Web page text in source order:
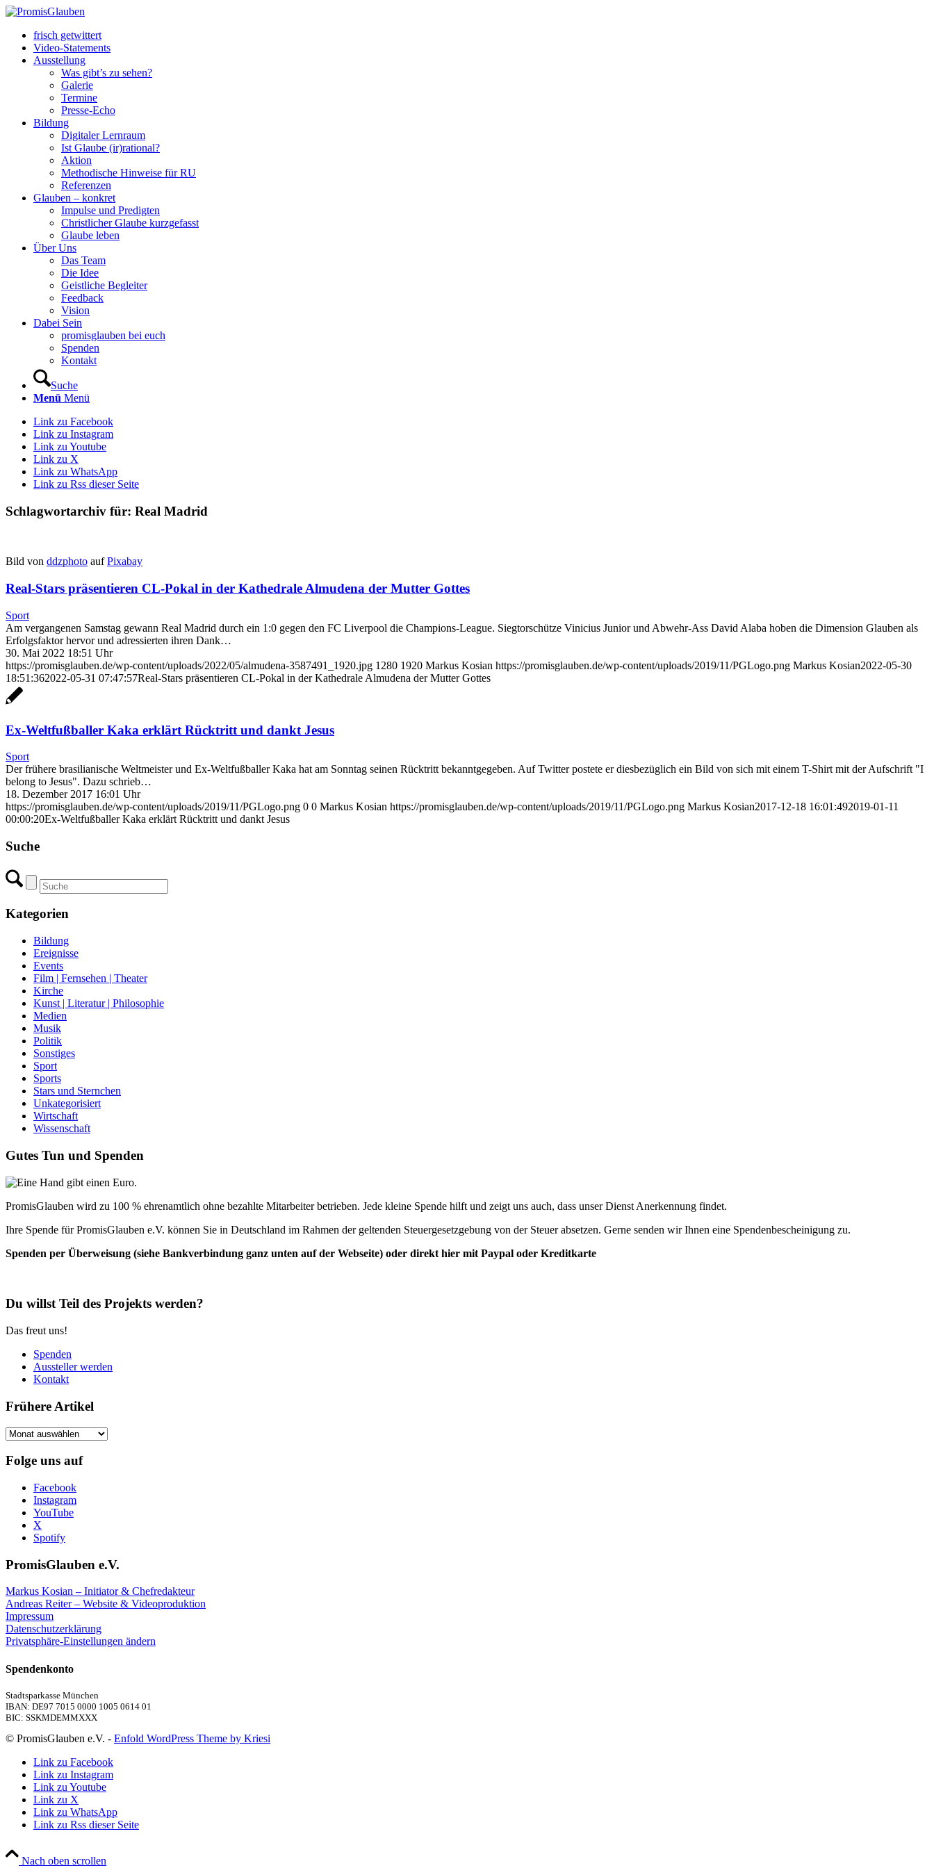
frisch getwittert
Video-Statements
Ausstellung
Was gibt’s zu sehen?
Galerie
Termine
Presse-Echo
Bildung
Digitaler Lernraum
Ist Glaube (ir)rational?
Aktion
Methodische Hinweise für RU
Referenzen
Glauben – konkret
Impulse und Predigten
Christlicher Glaube kurzgefasst
Glaube leben
Über Uns
Das Team
Die Idee
Geistliche Begleiter
Feedback
Vision
Dabei Sein
promisglauben bei euch
Spenden
Kontakt
Suche
Menü Menü
Link zu Facebook
Link zu Instagram
Link zu Youtube
Link zu X
Link zu WhatsApp
Link zu Rss dieser Seite
Schlagwortarchiv für: Real Madrid
Bild von ddzphoto aufPixabay
Real-Stars präsentieren CL-Pokal in der Kathedrale Almudena der Mutter Gottes
Sport
Am vergangenen Samstag gewann Real Madrid durch ein 1:0 gegen den FC Liverpool die Champions-League. Siegtorschütze Vinicius Junior und Abwehr-Ass David Alaba hoben die Dimension Glauben als
Erfolgsfaktor hervor und adressierten ihren Dank…
30. Mai 2022 18:51 Uhr
https://promisglauben.de/wp-content/uploads/2022/05/almudena-3587491_1920.jpg 1280 1920 Markus Kosian https://promisglauben.de/wp-content/uploads/2019/11/PGLogo.png Markus Kosian2022-05-30
18:51:362022-05-31 07:47:57Real-Stars präsentieren CL-Pokal in der Kathedrale Almudena der Mutter Gottes
Ex-Weltfußballer Kaka erklärt Rücktritt und dankt Jesus
Sport
Der frühere brasilianische Weltmeister und Ex-Weltfußballer Kaka hat am Sonntag seinen Rücktritt bekanntgegeben. Auf Twitter postete er diesbezüglich ein Bild von sich mit einem T-Shirt mit der Aufschrift "I
belong to Jesus". Dazu schrieb…
18. Dezember 2017 16:01 Uhr
https://promisglauben.de/wp-content/uploads/2019/11/PGLogo.png 0 0 Markus Kosian https://promisglauben.de/wp-content/uploads/2019/11/PGLogo.png Markus Kosian2017-12-18 16:01:492019-01-11
00:00:20Ex-Weltfußballer Kaka erklärt Rücktritt und dankt Jesus
Suche
Kategorien
Bildung
Ereignisse
Events
Film | Fernsehen | Theater
Kirche
Kunst | Literatur | Philosophie
Medien
Musik
Politik
Sonstiges
Sport
Sports
Stars und Sternchen
Unkategorisiert
Wirtschaft
Wissenschaft
Gutes Tun und Spenden
PromisGlauben wird zu 100 % ehrenamtlich ohne bezahlte Mitarbeiter betrieben. Jede kleine Spende hilft und zeigt uns auch, dass unser Dienst Anerkennung findet.
Ihre Spende für PromisGlauben e.V. können Sie in Deutschland im Rahmen der geltenden Steuergesetzgebung von der Steuer absetzen. Gerne senden wir Ihnen eine Spendenbescheinigung zu.
Spenden per Überweisung (siehe Bankverbindung ganz unten auf der Webseite) oder direkt hier mit Paypal oder Kreditkarte
Du willst Teil des Projekts werden?
Das freut uns!
Spenden
Aussteller werden
Kontakt
Frühere Artikel
Frühere
Folge uns auf
Facebook
Instagram
YouTube
X
Spotify
PromisGlauben e.V.
Markus Kosian – Initiator & Chefredakteur
Andreas Reiter – Website & Videoproduktion
Impressum
Datenschutzerklärung
Privatsphäre-Einstellungen ändern
Spendenkonto
Stadtsparkasse München
IBAN: DE97 7015 0000 1005 0614 01
BIC: SSKMDEMMXXX
© PromisGlauben e.V. - Enfold WordPress Theme by Kriesi
Link zu Facebook
Link zu Instagram
Link zu Youtube
Link zu X
Link zu WhatsApp
Link zu Rss dieser Seite
Nach oben scrollen